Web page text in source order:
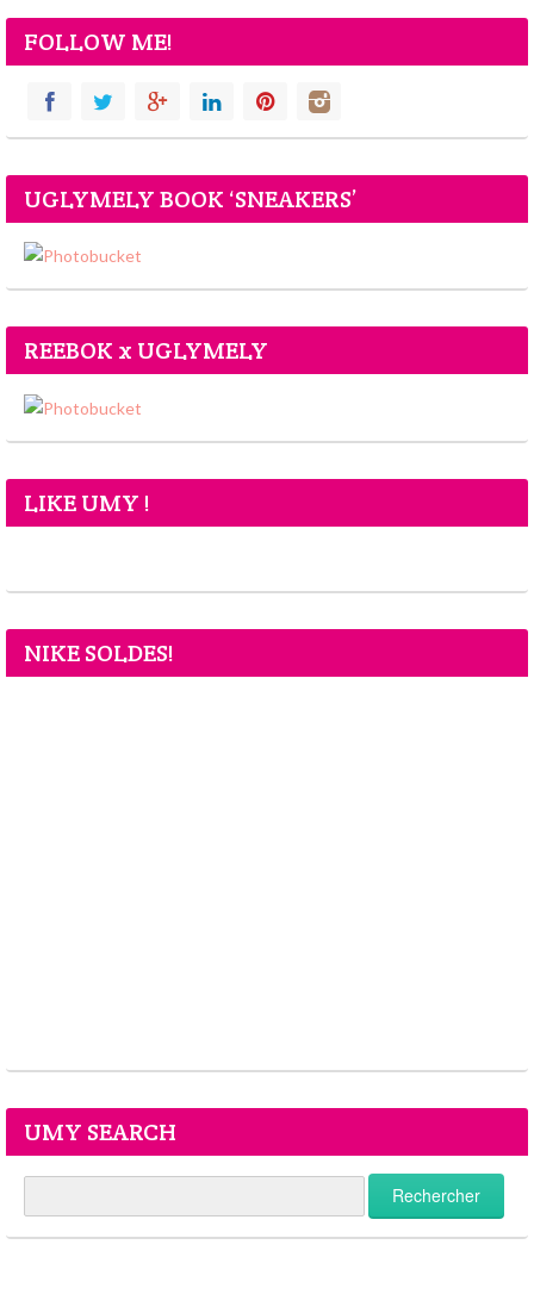
FOLLOW ME!
UGLYMELY BOOK ‘SNEAKERS’
REEBOK x UGLYMELY
LIKE UMY !
NIKE SOLDES!
UMY SEARCH